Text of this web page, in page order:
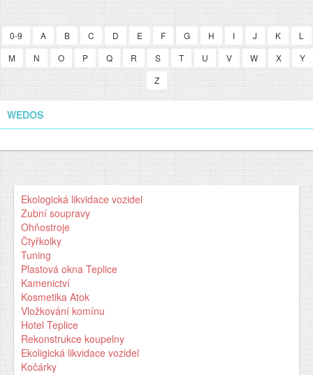
0-9 A B C D E F G H I J K
L
M
N O P Q R S T U V W X
Y
Z
WEDOS
Ekologická likvidace vozidel
Zubní soupravy
Ohňostroje
Čtyřkolky
Tuning
Plastová okna Teplice
Kamenictví
Kosmetika Atok
Vložkování komínu
Hotel Teplice
Rekonstrukce koupelny
Ekoligická likvidace vozidel
Kočárky